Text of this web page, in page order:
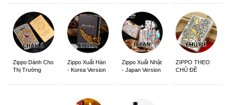
Zippo Dành Cho
Thị Trường
Zippo Xuất Hàn
- Korea Version
Zippo Xuất Nhật
- Japan Version
ZIPPO THEO
CHỦ ĐỀ